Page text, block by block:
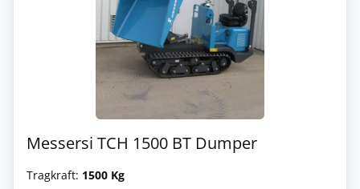
Messersi TCH 1500 BT Dumper
Tragkraft: 1500 Kg